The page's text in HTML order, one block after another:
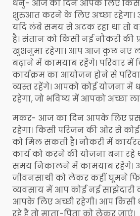
धनु- आज का दिन आपके लिए
शुरुआत करने के लिए अच्छा
यदि लंबे समय से अटक रहा था तो
है। संतान को किसी नई नौकरी की
खुशनुमा रहेगा। आप आज कुछ नए
बढ़ाने में कामयाब रहेंगे। परिवार में
कार्यक्रम का आयोजन होने से
व्यस्त रहेंगे। आपको कोई योजना में
रहेगा, जो भविष्य में आपको अच्छा
मकर- आज का दिन आपके लिए
रहेगा। किसी परिजन की ओर से
को मिल सकती है। नौकरी में
कार्य को करने की योजना बना रहे
समय निकालने में कामयाब रहेंगे।
जीवनसाथी को लेकर कहीं घूमने
व्यवसाय में आप कोई नई
आपके लिए अच्छी रहेगी। आप किसी
रहे हैं तो माता-पिता को लेकर जाएं।